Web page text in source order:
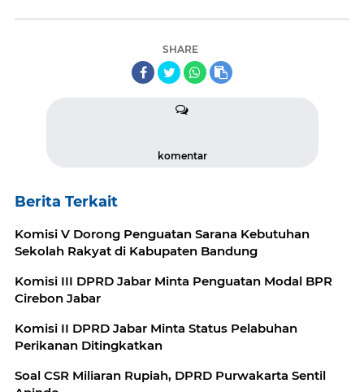
SHARE
komentar
Berita Terkait
Komisi V Dorong Penguatan Sarana Kebutuhan
Sekolah Rakyat di Kabupaten Bandung
Komisi III DPRD Jabar Minta Penguatan Modal BPR
Cirebon Jabar
Komisi II DPRD Jabar Minta Status Pelabuhan
Perikanan Ditingkatkan
Soal CSR Miliaran Rupiah, DPRD Purwakarta Sentil